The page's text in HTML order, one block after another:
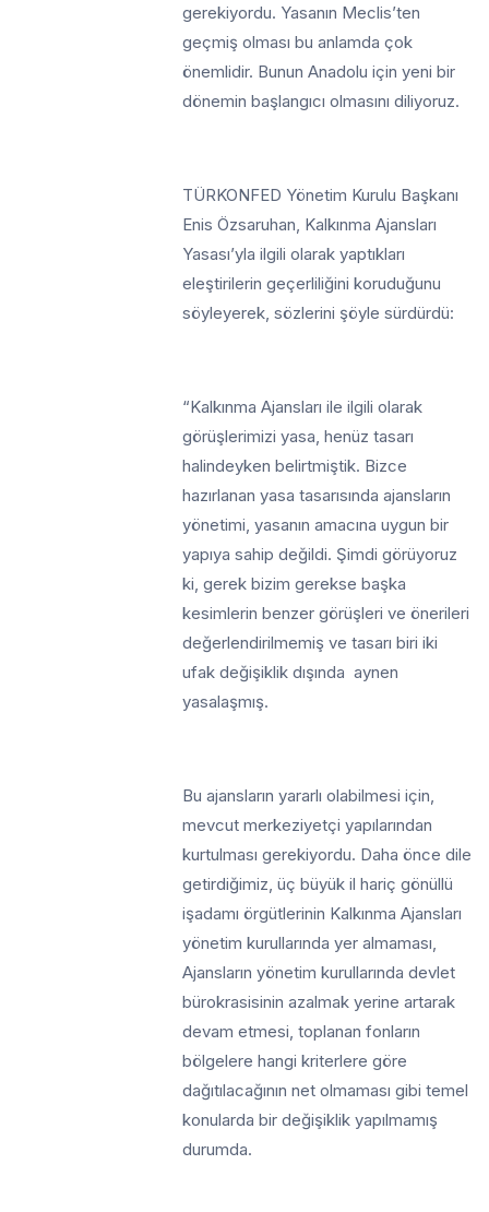
gerekiyordu. Yasanın Meclis’ten
geçmiş olması bu anlamda çok
önemlidir. Bunun Anadolu için yeni bir
dönemin başlangıcı olmasını diliyoruz.
TÜRKONFED Yönetim Kurulu Başkanı
Enis Özsaruhan, Kalkınma Ajansları
Yasası’yla ilgili olarak yaptıkları
eleştirilerin geçerliliğini koruduğunu
söyleyerek, sözlerini şöyle sürdürdü:
“Kalkınma Ajansları ile ilgili olarak
görüşlerimizi yasa, henüz tasarı
halindeyken belirtmiştik. Bizce
hazırlanan yasa tasarısında ajansların
yönetimi, yasanın amacına uygun bir
yapıya sahip değildi. Şimdi görüyoruz
ki, gerek bizim gerekse başka
kesimlerin benzer görüşleri ve önerileri
değerlendirilmemiş ve tasarı biri iki
ufak değişiklik dışında aynen
yasalaşmış.
Bu ajansların yararlı olabilmesi için,
mevcut merkeziyetçi yapılarından
kurtulması gerekiyordu. Daha önce dile
getirdiğimiz, üç büyük il hariç gönüllü
işadamı örgütlerinin Kalkınma Ajansları
yönetim kurullarında yer almaması,
Ajansların yönetim kurullarında devlet
bürokrasisinin azalmak yerine artarak
devam etmesi, toplanan fonların
bölgelere hangi kriterlere göre
dağıtılacağının net olmaması gibi temel
konularda bir değişiklik yapılmamış
durumda.